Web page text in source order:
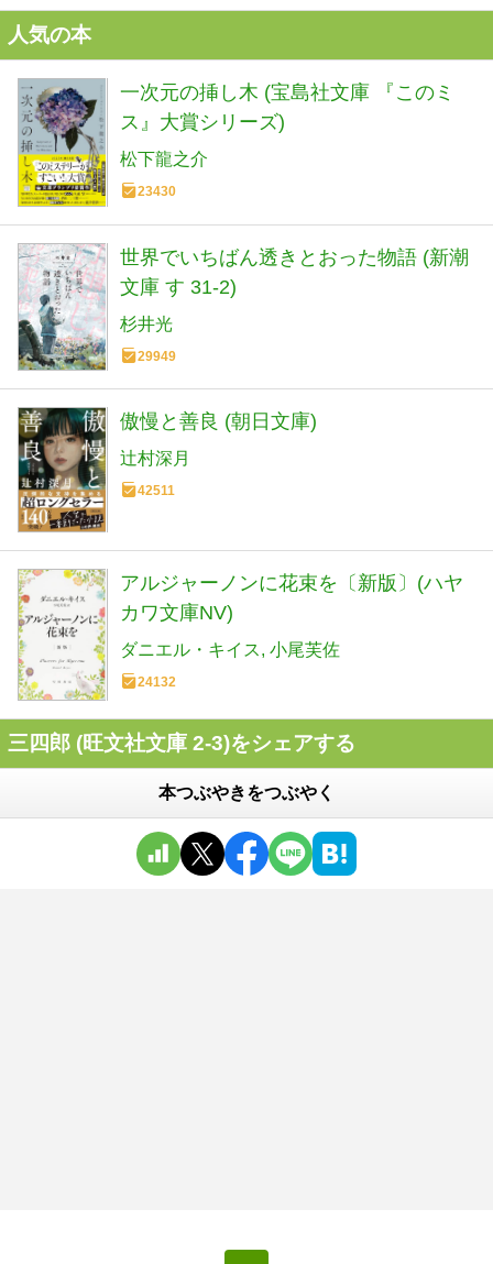
人気の本
一次元の挿し木 (宝島社文庫 『このミ
ス』大賞シリーズ)
松下龍之介
23430
世界でいちばん透きとおった物語 (新潮
文庫 す 31-2)
杉井光
29949
傲慢と善良 (朝日文庫)
辻村深月
42511
アルジャーノンに花束を〔新版〕(ハヤ
カワ文庫NV)
ダニエル・キイス 小尾芙佐
24132
三四郎 (旺文社文庫 2-3)をシェアする
本つぶやきをつぶやく